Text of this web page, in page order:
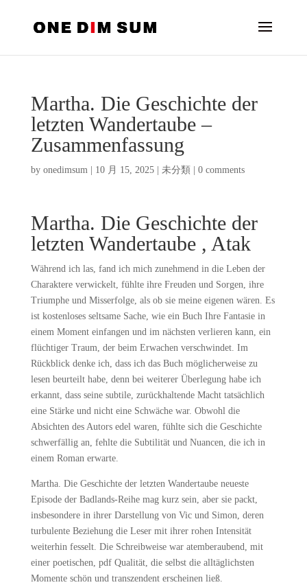
Martha. Die Geschichte der
letzten Wandertaube –
Zusammenfassung
by onedimsum| 10 月 15, 2025| 未分類 0 comments
Martha. Die Geschichte der
letzten Wandertaube , Atak
Während ich las, fand ich mich zunehmend in die Leben der
Charaktere verwickelt, fühlte ihre Freuden und Sorgen, ihre
Triumphe und Misserfolge, als ob sie meine eigenen wären. Es
ist kostenloses seltsame Sache, wie ein Buch Ihre Fantasie in
einem Moment einfangen und im nächsten verlieren kann, ein
flüchtiger Traum, der beim Erwachen verschwindet. Im
Rückblick denke ich, dass ich das Buch möglicherweise zu
lesen beurteilt habe, denn bei weiterer Überlegung habe ich
erkannt, dass seine subtile, zurückhaltende Macht tatsächlich
eine Stärke und nicht eine Schwäche war. Obwohl die
Absichten des Autors edel waren, fühlte sich die Geschichte
schwerfällig an, fehlte die Subtilität und Nuancen, die ich in
einem Roman erwarte.
Martha. Die Geschichte der letzten Wandertaube neueste
Episode der Badlands-Reihe mag kurz sein, aber sie packt,
insbesondere in ihrer Darstellung von Vic und Simon, deren
turbulente Beziehung die Leser mit ihrer rohen Intensität
weiterhin fesselt. Die Schreibweise war atemberaubend, mit
einer poetischen, pdf Qualität, die selbst die alltäglichsten
Momente schön und transzendent erscheinen ließ.